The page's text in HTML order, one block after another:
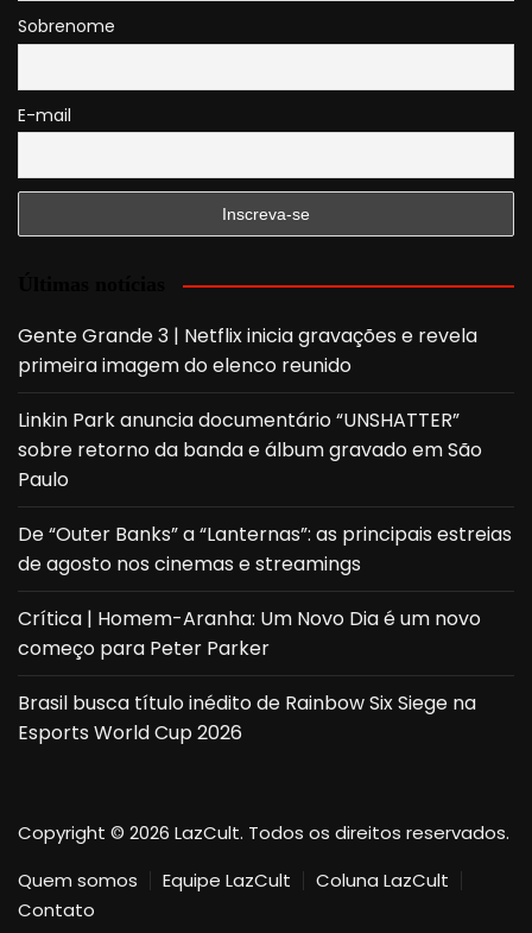
Sobrenome
E-mail
Gente Grande 3 | Netflix inicia gravações e revela
primeira imagem do elenco reunido
Linkin Park anuncia documentário “UNSHATTER”
sobre retorno da banda e álbum gravado em São
Paulo
De “Outer Banks” a “Lanternas”: as principais estreias
de agosto nos cinemas e streamings
Crítica | Homem-Aranha: Um Novo Dia é um novo
começo para Peter Parker
Brasil busca título inédito de Rainbow Six Siege na
Esports World Cup 2026
Copyright © 2026 LazCult. Todos os direitos reservados.
Quem somos
Equipe LazCult
Coluna LazCult
Contato